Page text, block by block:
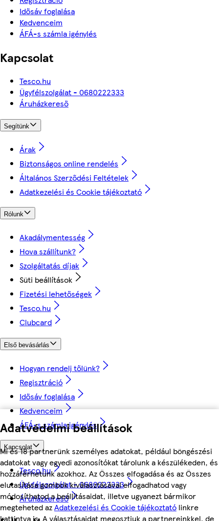
Adatvédelmi beállítások
Mi és 18 partnerünk személyes adatokat, például böngészési
adatokat vagy egyedi azonosítókat tárolunk a készülékeden, és
hozzáférhetünk azokhoz. Az Összes elfogadása és az Összes
elutasítása gombok kiválasztásával elfogadhatod vagy
módosíthatod a beállításaidat, illetve ugyanezt bármikor
megteheted azAdatkezelési és Cookie tájékoztató linkre
kattintva is. A választásaidat megosztjuk a partnereinkkel, de
Idősáv foglalása
Kedvenceim
ÁFÁ-s számla igénylés
Kapcsolat
Tesco.hu
Ügyfélszolgálat - 0680222333
Áruházkereső
Segítünk
Árak
Biztonságos online rendelés
Általános Szerződési Feltételek
Adatkezelési és Cookie tájékoztató
Rólunk
Akadálymentesség
Hova szállítunk?
Szolgáltatás díjak
Süti beállítások
Fizetési lehetőségek
Tesco.hu
Clubcard
Első bevásárlás
Hogyan rendelj tőlünk?
Regisztráció
Idősáv foglalása
Kedvenceim
ÁFÁ-s számla igénylés
Kapcsolat
Tesco.hu
Ügyfélszolgálat - 0680222333
Áruházkereső